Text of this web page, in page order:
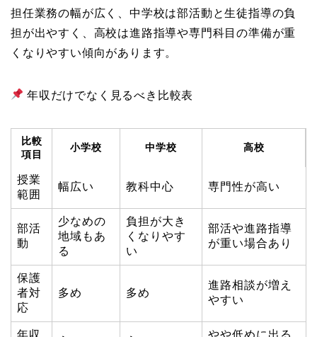
担任業務の幅が広く、中学校は部活動と生徒指導の負
担が出やすく、高校は進路指導や専門科目の準備が重
くなりやすい傾向があります。
年収だけでなく見るべき比較表
比較
項目
小学校 中学校 高校
授業
範囲
幅広い 教科中心 専門性が高い
部活
動
少なめの
地域もあ
る
負担が大き
くなりやす
い
部活や進路指導
が重い場合あり
保護
者対
応
多め 多め
進路相談が増え
やすい
年収 やや低めに出る